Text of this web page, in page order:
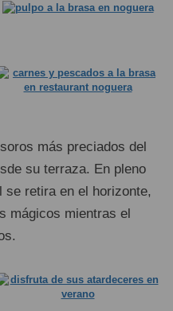
más preciados del
su terraza. En pleno
se retira en el horizonte,
mágicos mientras el